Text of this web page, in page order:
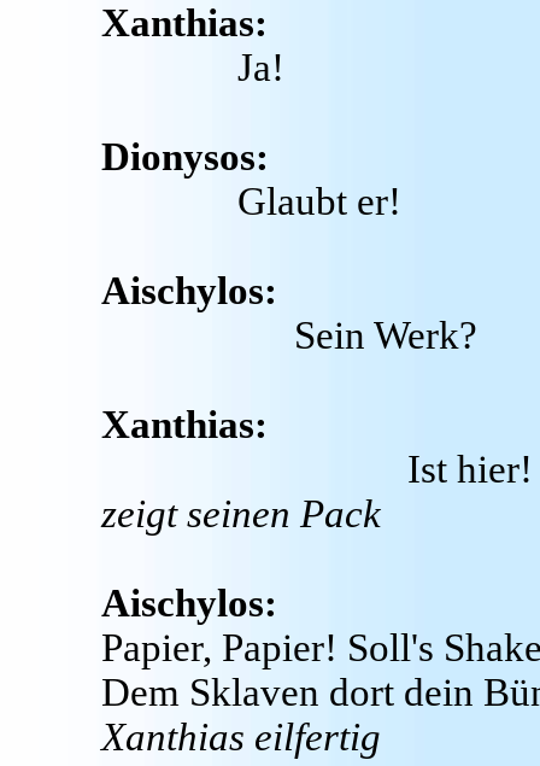
Xanthias:
Ja!
Dionysos:
Glaubt er!
Aischylos:
Sein Werk?
Xanthias:
Ist hier!
zeigt seinen Pack
Aischylos:
Papier, Papier! Soll's
Dem Sklaven dort dein
Xanthias eilfertig